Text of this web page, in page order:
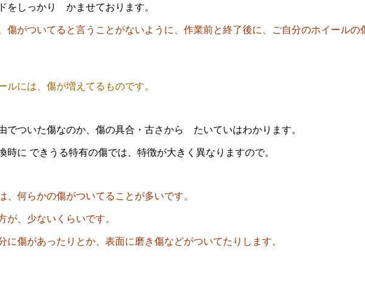
をしっかり かませております。
傷がついてると言うことがないように、作業前と終了後に、ご自分のホイールの
ルには、傷が増えてるものです。
でついた傷なのか、傷の具合・古さから たいていはわかります。
に できうる特有の傷では、特徴が大きく異なりますので。
何らかの傷がついてることが多いです。
が、少ないくらいです。
に傷があったりとか、表面に磨き傷などがついてたりします。